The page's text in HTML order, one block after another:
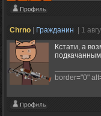
Chrno Гражданин
| 1
Кстати, а
border="0"